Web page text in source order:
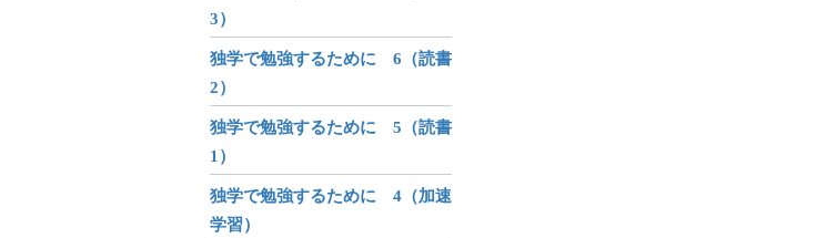
3）
独学で勉強するために 6（読書
2）
独学で勉強するために 5（読書
1）
独学で勉強するために 4（加速
学習）